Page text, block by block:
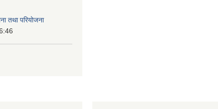
तथा परियोजना